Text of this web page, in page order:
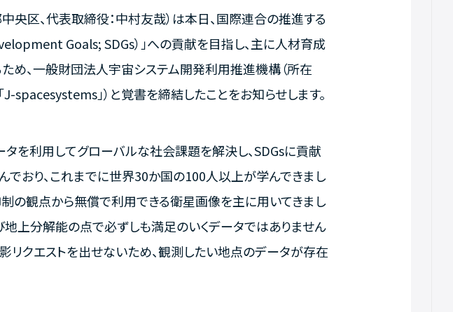
央区、代表取締役：中村友哉）は本日、国際連合の推進する
Goals; SDGs）」への貢献を目指し、主に人材育成
め、一般財団法人宇宙システム開発利用推進機構（所在
spacesystems」）と覚書を締結したことをお知らせします。
を利用してグローバルな社会課題を解決し、SDGsに貢献
でおり、これまでに世界30か国の100人以上が学んできまし
の観点から無償で利用できる衛星画像を主に用いてきまし
地上分解能の点で必ずしも満足のいくデータではありません
リクエストを出せないため、観測したい地点のデータが存在